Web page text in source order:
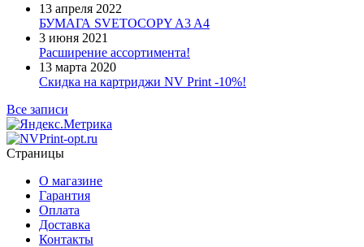
13 апреля 2022
БУМАГА SVETOCOPY A3 A4
3 июня 2021
Расширение ассортимента!
13 марта 2020
Скидка на картриджи NV Print -10%!
Все записи
Страницы
О магазине
Гарантия
Оплата
Доставка
Контакты